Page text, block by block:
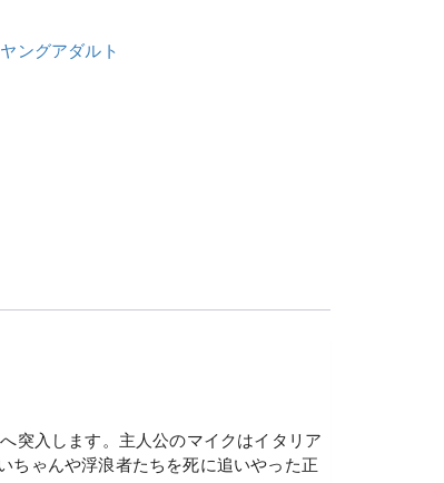
ヤングアダルト
突入します。主人公のマイクはイタリア
ちゃんや浮浪者たちを死に追いやった正